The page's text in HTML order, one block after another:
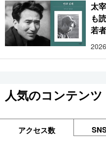
太
も
若
人気のコンテンツ
アクセス数